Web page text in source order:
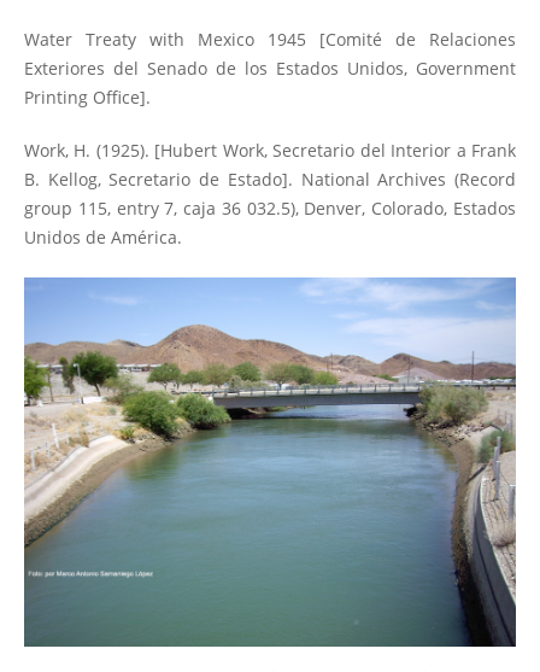
Water Treaty with Mexico 1945 [Comité de Relaciones
Exteriores del Senado de los Estados Unidos, Government
Printing Office].
Work, H. (1925). [Hubert Work, Secretario del Interior a Frank
B. Kellog, Secretario de Estado]. National Archives (Record
group 115, entry 7, caja 36 032.5), Denver, Colorado, Estados
Unidos de América.